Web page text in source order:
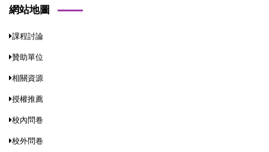
網站地圖
課程討論
贊助單位
相關資源
授權推薦
校內問卷
校外問卷